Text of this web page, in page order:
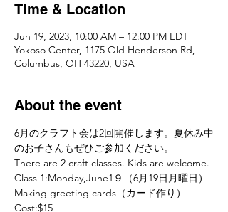
Time & Location
Jun 19, 2023, 10:00 AM – 12:00 PM EDT
Yokoso Center, 1175 Old Henderson Rd,
Columbus, OH 43220, USA
About the event
6月のクラフト会は2回開催します。夏休み中
のお子さんもぜひご参加ください。
There are 2 craft classes. Kids are welcome.
Class 1:Monday,June1９（6月19日月曜日）
Making greeting cards（カード作り）
Cost:$15